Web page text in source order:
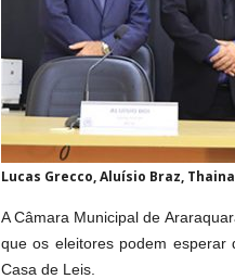
Lucas Grecco, Aluísio Braz,
A Câmara Municipal de
que os eleitores podem esperar
Casa de Leis.